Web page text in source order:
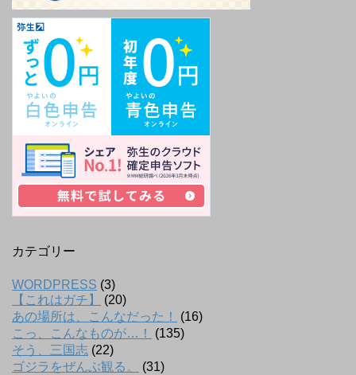
カテゴリー
WORDPRESS (3)
【これはガチ】
(20)
あの場所は、こんなだった！
(16)
こっ、こんなものが…！
(135)
そう、三国志 (22)
ゴジラをぜんぶ観る。
(31)